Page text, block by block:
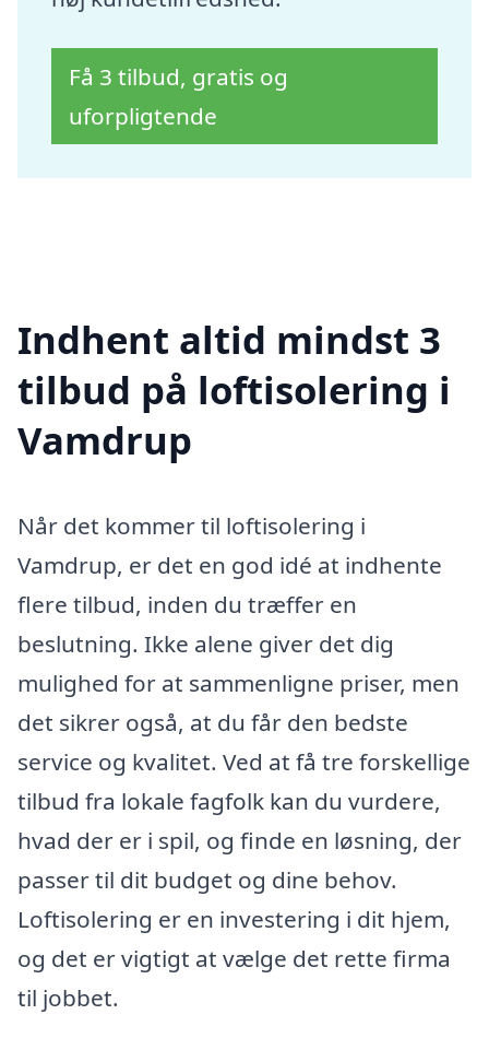
Få 3 tilbud, gratis og
uforpligtende
Indhent altid mindst 3
tilbud på loftisolering i
Vamdrup
Når det kommer til loftisolering i
Vamdrup, er det en god idé at indhente
flere tilbud, inden du træffer en
beslutning. Ikke alene giver det dig
mulighed for at sammenligne priser, men
det sikrer også, at du får den bedste
service og kvalitet. Ved at få tre forskellige
tilbud fra lokale fagfolk kan du vurdere,
hvad der er i spil, og finde en løsning, der
passer til dit budget og dine behov.
Loftisolering er en investering i dit hjem,
og det er vigtigt at vælge det rette firma
til jobbet.